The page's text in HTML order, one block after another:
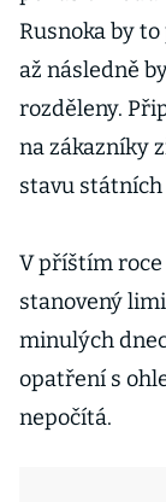
Rusnoka by
až následně
rozděleny.
na zákazníky
stavu
V příštím
stanovený
minulých
opatření s
nepočítá.